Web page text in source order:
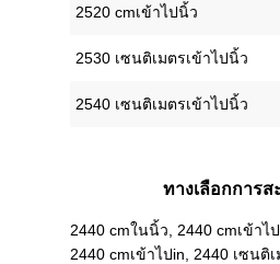
2520 cmเข้าไปนิ้ว
2530 เซนติเมตรเข้าไปนิ้ว
2540 เซนติเมตรเข้าไปนิ้ว
ทางเลือกการส
2440 cmในนิ้ว, 2440 cmเข้าไ
2440 cmเข้าไปin, 2440 เซนติ